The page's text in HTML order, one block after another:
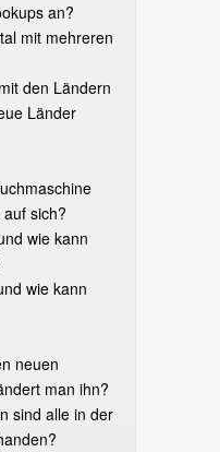
an?
mit mehreren
den Ländern
Länder
sich?
wie kann
wie kann
neuen
man ihn?
sind alle in der